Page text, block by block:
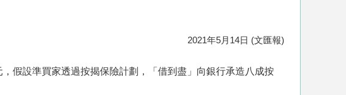
2021年5月14日 (文匯報)
假設準買家透過按揭保險計劃，「借到盡」向銀行承造八成按